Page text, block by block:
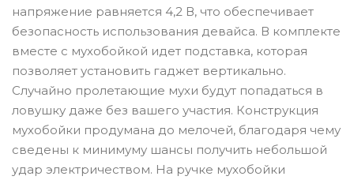
напряжение равняется 4,2 В, что обеспечивает
безопасность использования девайса. В комплекте
вместе с мухобойкой идет подставка, которая
позволяет установить гаджет вертикально.
Случайно пролетающие мухи будут попадаться в
ловушку даже без вашего участия. Конструкция
мухобойки продумана до мелочей, благодаря чему
сведены к минимуму шансы получить небольшой
удар электричеством. На ручке мухобойки